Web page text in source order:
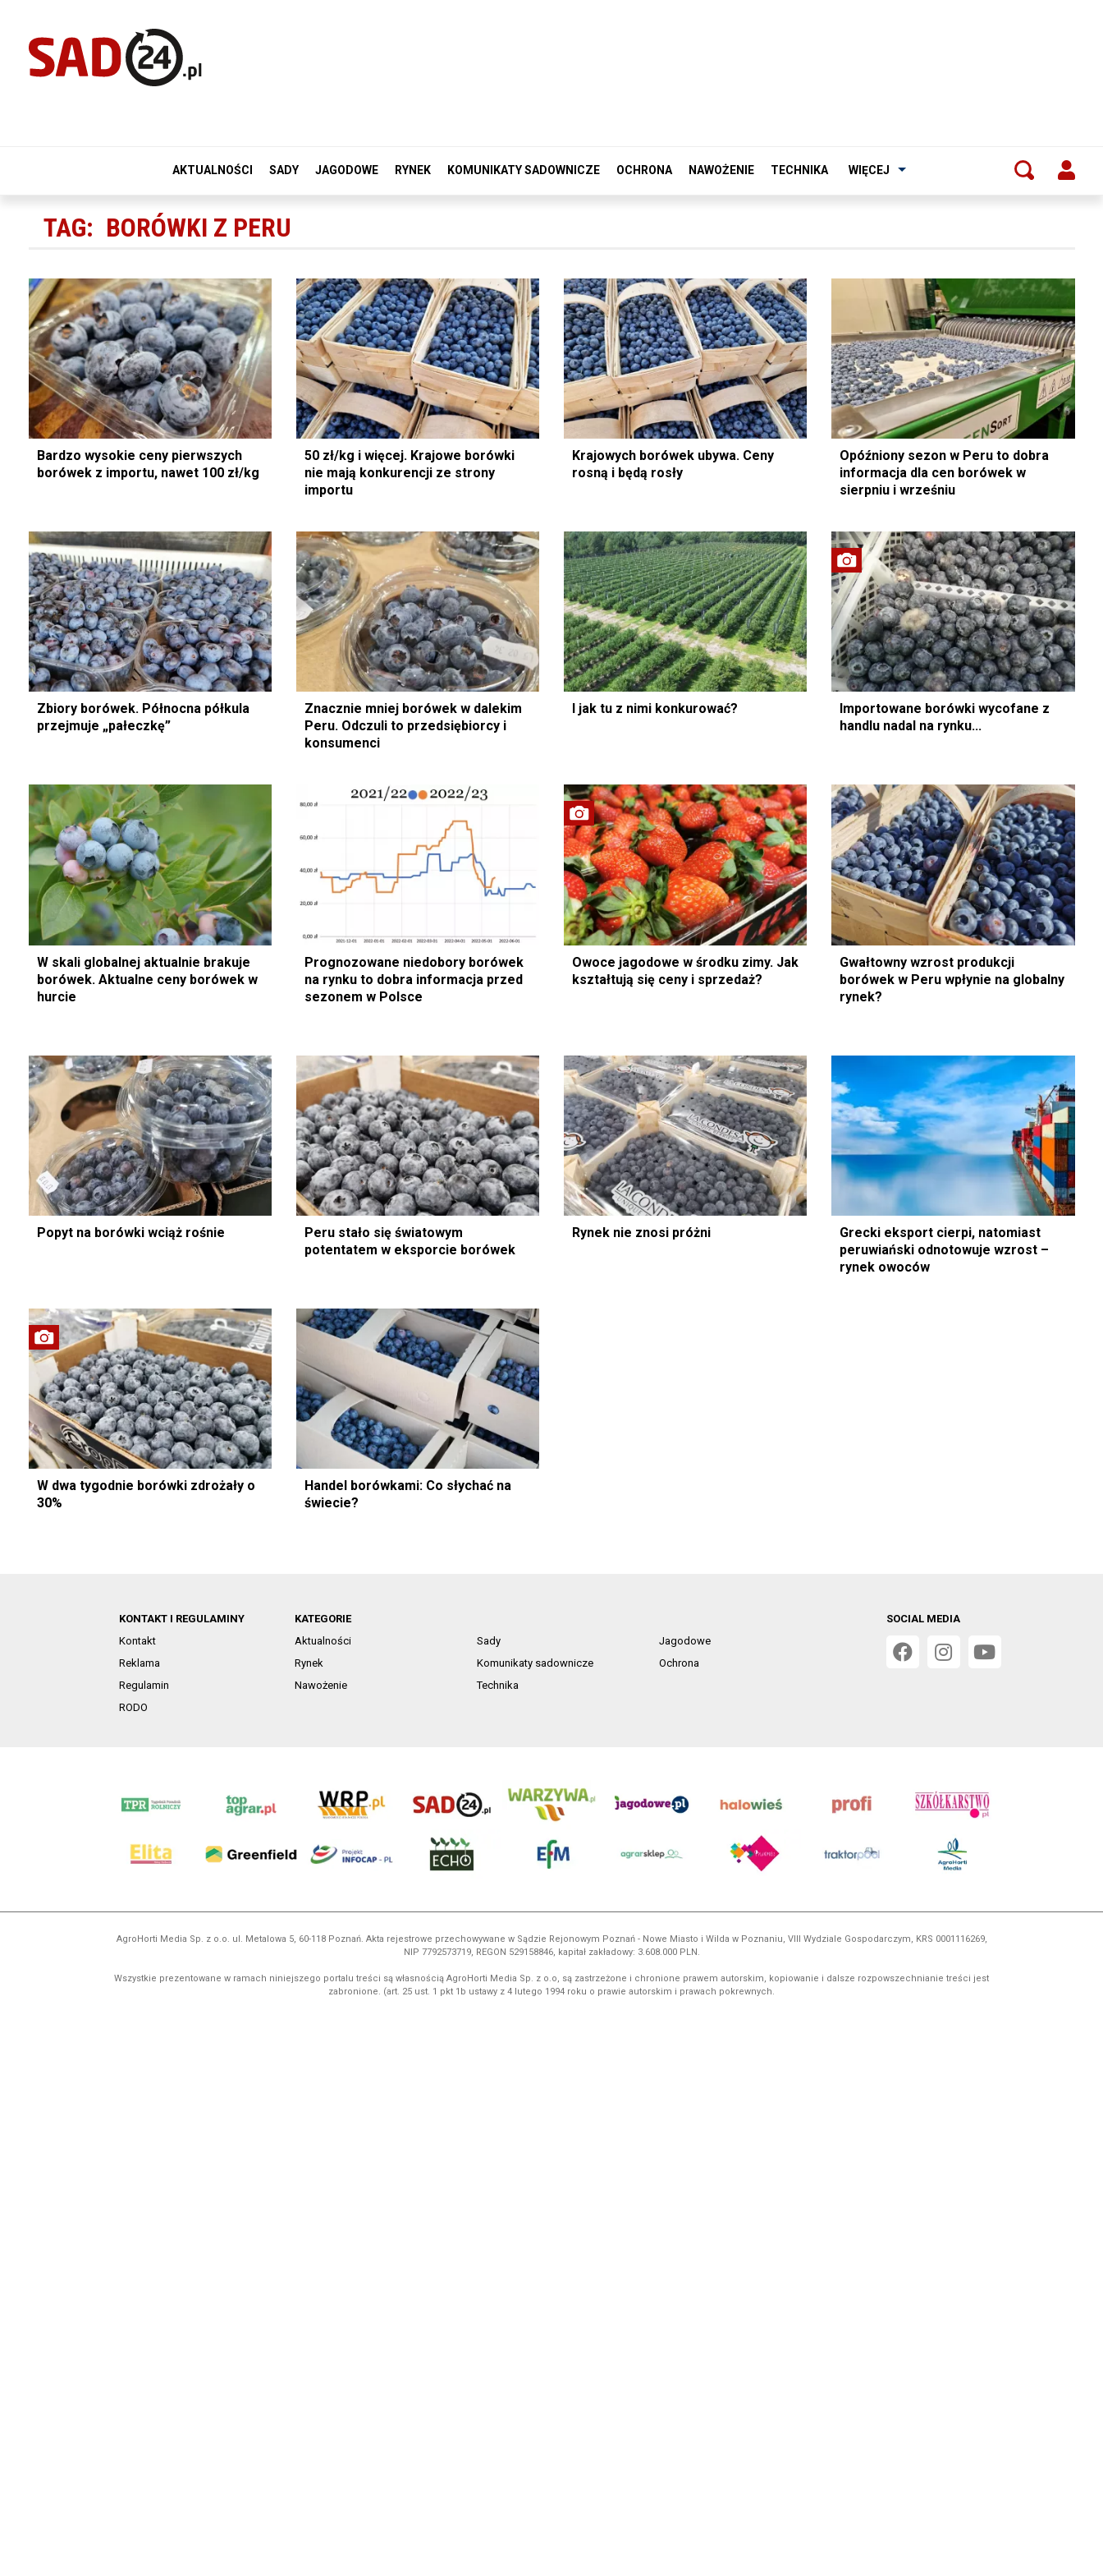
AKTUALNOŚCI SADY JAGODOWE RYNEK KOMUNIKATY SADOWNICZE OCHRONA NAWOŻENIE TECHNIKA WIĘCEJ
TAG: BORÓWKI Z PERU
Bardzo wysokie ceny pierwszych
borówek z importu, nawet 100 zł/kg
50 zł/kg i więcej. Krajowe borówki
nie mają konkurencji ze strony
importu
Krajowych borówek ubywa. Ceny
rosną i będą rosły
Opóźniony sezon w Peru to dobra
informacja dla cen borówek w
sierpniu i wrześniu
Zbiory borówek. Północna półkula
przejmuje „pałeczkę”
Znacznie mniej borówek w dalekim
Peru. Odczuli to przedsiębiorcy i
konsumenci
I jak tu z nimi konkurować?
Importowane borówki wycofane z
handlu nadal na rynku...
W skali globalnej aktualnie brakuje
borówek. Aktualne ceny borówek w
hurcie
Prognozowane niedobory borówek
na rynku to dobra informacja przed
sezonem w Polsce
Owoce jagodowe w środku zimy. Jak
kształtują się ceny i sprzedaż?
Gwałtowny wzrost produkcji
borówek w Peru wpłynie na globalny
rynek?
Popyt na borówki wciąż rośnie
Peru stało się światowym
potentatem w eksporcie borówek
Rynek nie znosi próżni
Grecki eksport cierpi, natomiast
peruwiański odnotowuje wzrost –
rynek owoców
W dwa tygodnie borówki zdrożały o
30%
Handel borówkami: Co słychać na
świecie?
KONTAKT I REGULAMINY
Kontakt
Reklama
Regulamin
RODO
KATEGORIE
Aktualności
Sady
Jagodowe
Rynek
Komunikaty sadownicze
Ochrona
Nawożenie
Technika
SOCIAL MEDIA
AgroHorti Media Sp. z o.o. ul. Metalowa 5, 60-118 Poznań. Akta rejestrowe przechowywane w Sądzie Rejonowym Poznań - Nowe Miasto i Wilda w Poznaniu, VIII Wydziale Gospodarczym, KRS 0001116269,
NIP 7792573719, REGON 529158846, kapitał zakładowy: 3.608.000 PLN.
Wszystkie prezentowane w ramach niniejszego portalu treści są własnością AgroHorti Media Sp. z o.o, są zastrzeżone i chronione prawem autorskim, kopiowanie i dalsze rozpowszechnianie treści jest
zabronione. (art. 25 ust. 1 pkt 1b ustawy z 4 lutego 1994 roku o prawie autorskim i prawach pokrewnych.